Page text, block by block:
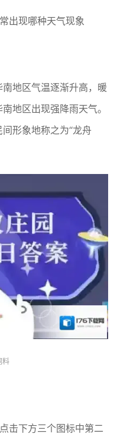
出现哪种天气现象
地区气温逐渐升高，暖
地区出现强降雨天气。
形象地称之为“龙舟
料
击下方三个图标中第二